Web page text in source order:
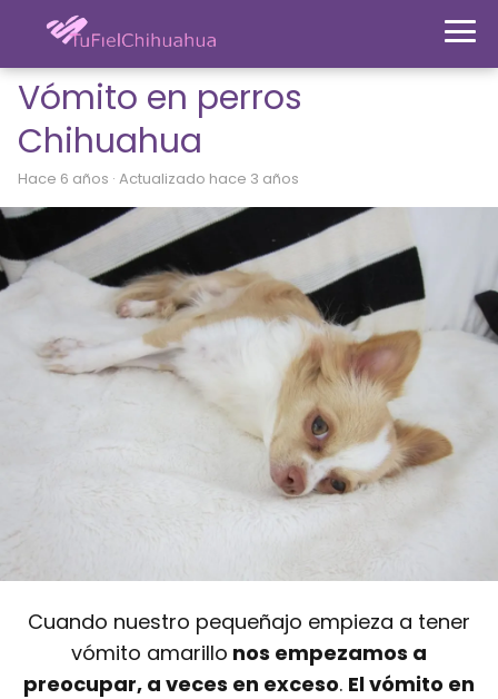
Vómito en perros
Chihuahua
hace 6 años · Actualizado hace 3 años
Cuando nuestro pequeñajo empieza a tener
vómito amarillo nos empezamos a
preocupar, a veces en exceso. El vómito en